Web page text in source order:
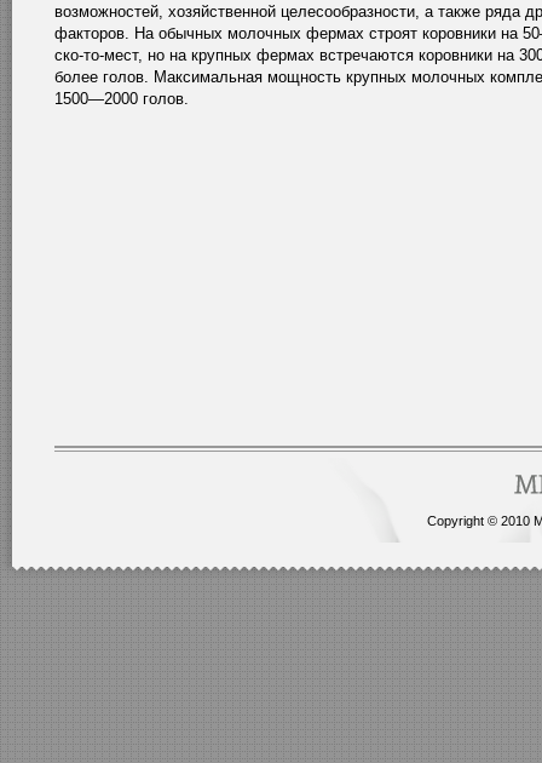
возможностей, хозяйственной целесообразности, а также ряда
факторов. На обычных молочных фермах строят коровники на
ско-то-мест, но на крупных фермах встречаются коровники на
более голов. Максимальная мощность крупных молочных
1500—2000 голов.
Copyright © 2010